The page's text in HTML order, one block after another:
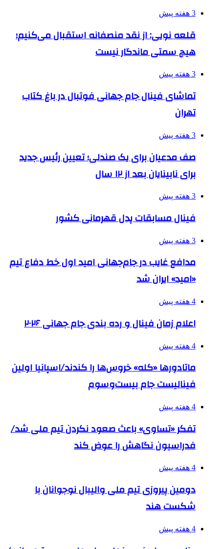
3 هفته پیش
قلعه نویی: از نقد منصفانه استقبال می‌کنیم؛
هیچ سمتی ماندگار نیست
3 هفته پیش
تماشای فینال جام جهانی فوتبال در باغ کتاب
تهران
3 هفته پیش
صف مدعیان برای یک صندلی؛ تعیین رئیس جدید
برای نابینایان بعد از ۱۲ سال
3 هفته پیش
فینال مسابقات پدل قهرمانی کشور
3 هفته پیش
مدافع غایب در جام‌جهانی امید اول خط دفاع تیم
«امید» ایران شد
4 هفته پیش
اعلام زمان فینال و رده بندی جام جهانی ۲۰۲۶
4 هفته پیش
ماتادورها «کله» خروس‌ها را کندند/اسپانیا اولین
فینالیست جام بیست‌وسوم
4 هفته پیش
تفکر «تساوی» باعث صعود نکردن تیم ملی شد/
فدراسیون نگاهش را عوض کند
4 هفته پیش
دومین پیروزی تیم ملی والیبال نوجوانان با
شکست هند
4 هفته پیش